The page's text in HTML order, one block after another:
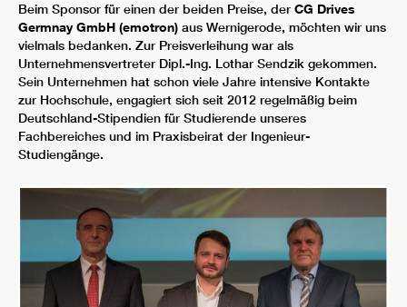
Beim Sponsor für einen der beiden Preise, der CG Drives
Germnay GmbH (emotron) aus Wernigerode, möchten wir uns
vielmals bedanken. Zur Preisverleihung war als
Unternehmensvertreter Dipl.-Ing. Lothar Sendzik gekommen.
Sein Unternehmen hat schon viele Jahre intensive Kontakte
zur Hochschule, engagiert sich seit 2012 regelmäßig beim
Deutschland-Stipendien für Studierende unseres
Fachbereiches und im Praxisbeirat der Ingenieur-
Studiengänge.